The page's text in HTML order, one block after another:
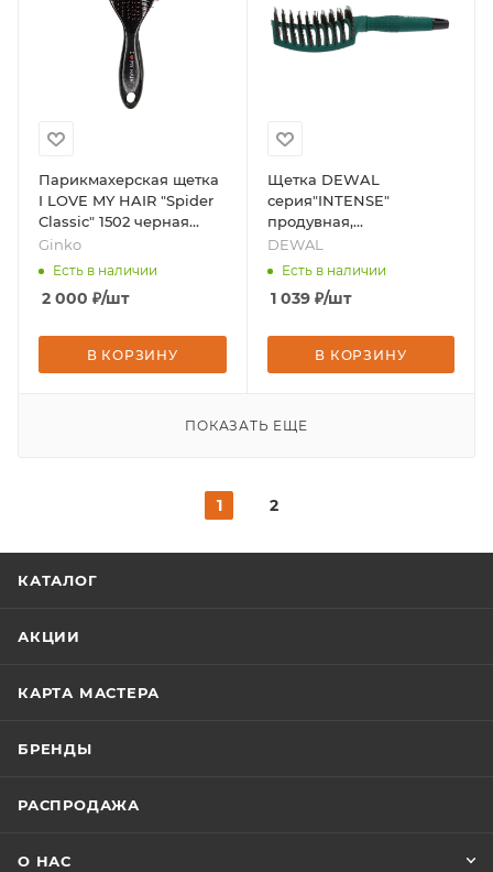
Парикмахерская щетка
I LOVE MY HAIR "Spider
Classic" 1502 черная
глянцевая L, бренд -
Ginko
Ginko
Есть в наличии
2 000 ₽/шт
В КОРЗИНУ
Щетка DEWAL
серия"INTENSE"
продувная,
прямоугольная, нейлон.
штифт+нат. щетина, 11
DEWAL
Есть в наличии
1 039₽/шт
В КОРЗИНУ
ПОКАЗАТЬ ЕЩЕ
1 2
КАТАЛОГ
АКЦИИ
КАРТА МАСТЕРА
БРЕНДЫ
РАСПРОДАЖА
О НАС